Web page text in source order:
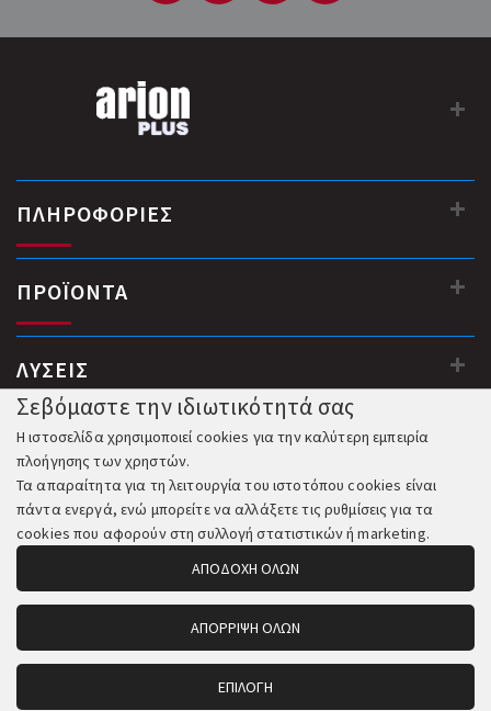
ΠΛΗΡΟΦΟΡΙΕΣ
ΠΡΟΪΟΝΤΑ
ΛΥΣΕΙΣ
© 2018-2026 All Rights Reserved. Κατασκευή και Φιλοξενία:
Komvos.gr
Σεβόμαστε την ιδιωτικότητά σας
Η ιστοσελίδα χρησιμοποιεί cookies για την καλύτερη εμπειρία
πλοήγησης των χρηστών.
Τα απαραίτητα για τη λειτουργία του ιστοτόπου cookies είναι
πάντα ενεργά, ενώ μπορείτε να αλλάξετε τις ρυθμίσεις για τα
cookies που αφορούν στη συλλογή στατιστικών ή marketing.
ΑΠΟΔΟΧΗ ΟΛΩΝ
ΑΠΟΡΡΙΨΗ ΟΛΩΝ
ΕΠΙΛΟΓΗ